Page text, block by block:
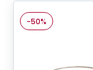
-50%